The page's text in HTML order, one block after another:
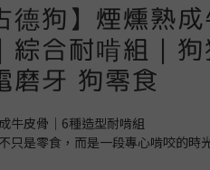
德狗】煙燻熟
綜合耐啃組｜
磨牙 狗零食
牛皮骨｜6種造型耐啃組
只是零食，而是一段專心啃咬的時